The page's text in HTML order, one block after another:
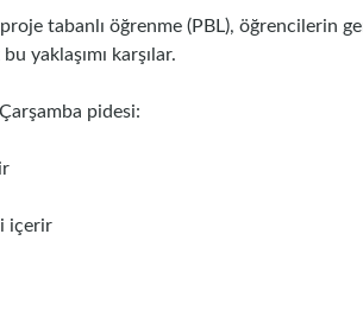
tabanlı öğrenme (PBL), öğrencilerin
yaklaşımı karşılar.
pidesi:
içerir